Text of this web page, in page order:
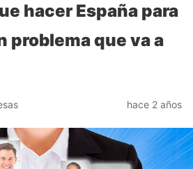
hacer España para
problema que va a
hace 2 años